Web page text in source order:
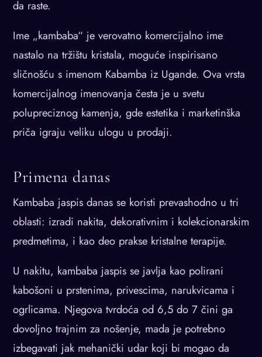
da raste.
Ime „kambaba“ je verovatno komercijalno ime
nastalo na tržištu kristala, moguće inspirisano
sličnošću s imenom Kabamba iz Ugande. Ova vrsta
komercijalnog imenovanja česta je u svetu
polupreciznog kamenja, gde estetika i marketinška
priča igraju veliku ulogu u prodaji.
Primena danas
Kambaba jaspis danas se koristi prevashodno u tri
oblasti: izradi nakita, dekorativnim i kolekcionarskim
predmetima, i kao deo prakse kristalne terapije.
U nakitu, kambaba jaspis se javlja kao polirani
kabošoni u prstenima, privescima, narukvicama i
ogrlicama. Njegova tvrdoća od 6,5 do 7 čini ga
dovoljno trajnim za nošenje, mada je potrebno
izbegavati jak mehanički udar koji bi mogao da